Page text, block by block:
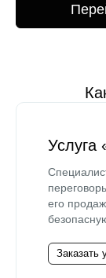
Услуга
его
Заказать